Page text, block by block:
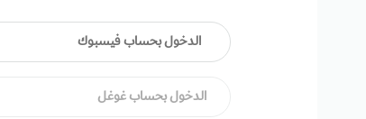
الدخول بحساب فيسبوك
الدخول بحساب غوغل